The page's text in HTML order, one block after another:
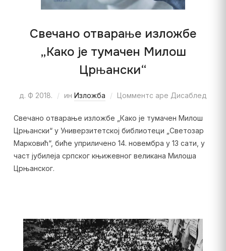
Свечано отварање изложбе
„Како је тумачен Милош
Црњански“
д. Ф 2018. ин Изложба Цомментс аре Дисаблед
Свечано отварање изложбе „Како је тумачен Милош
Црњански“ у Универзитетској библиотеци „Светозар
Марковић“, биће уприличено 14. новембра у 13 сати, у
част јубилеја српског књижевног великана Милоша
Црњанског.